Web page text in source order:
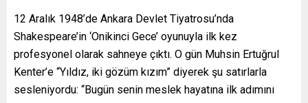
12 Aralık 1948’de Ankara Devlet Tiyatrosu’nda
Shakespeare’in ‘Onikinci Gece’ oyunuyla ilk kez
profesyonel olarak sahneye çıktı. O gün Muhsin Ertuğrul
Kenter’e “Yıldız, iki gözüm kızım” diyerek şu satırlarla
sesleniyordu: “Bugün senin meslek hayatına ilk adımını